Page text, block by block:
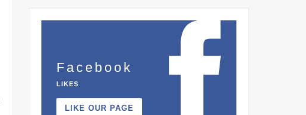
Facebook
LIKES
LIKE OUR PAGE